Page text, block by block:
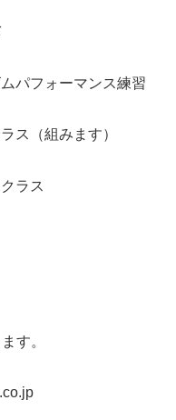
パフォーマンス練習
ス（組みます）
ラス
す。